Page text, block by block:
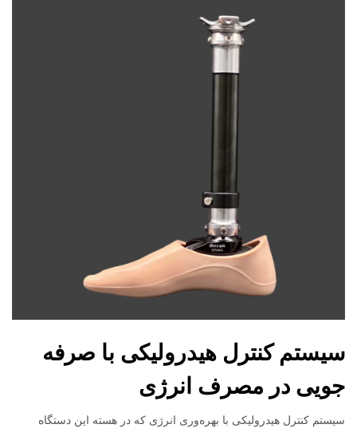
سیستم کنترل هیدرولیکی با صرفه
جویی در مصرف انرژی
سیستم کنترل هیدرولیکی با بهره‌وری انرژی که در هسته این دستگاه